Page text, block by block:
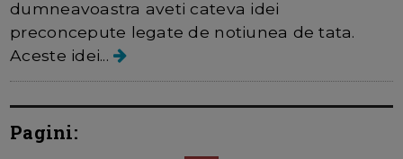
dumneavoastra aveti cateva idei
preconcepute legate de notiunea de tata.
Aceste idei...
Pagini: